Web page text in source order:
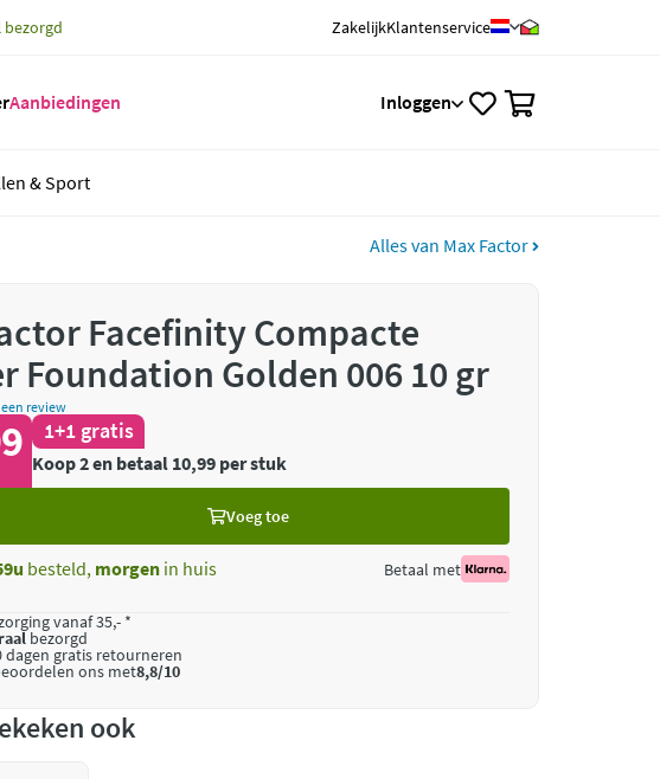
bezorgd ZakelijkKlantenservice
Aanbiedingen Inloggen
& Sport
Alles van Max Factor
Facefinity Compacte
Foundation Golden 006 10 gr
review
1+1 gratis
Koop 2 en betaal 10,99 per stuk
Voeg toe
besteld, morgen in huis Betaal met
vanaf 35,- *
bezorgd
dagen gratis retourneren
ons met8,8/10
ook